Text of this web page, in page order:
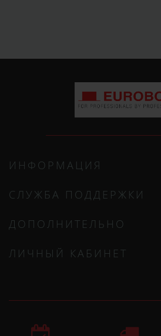
ИНФОРМАЦИЯ
СЛУЖБА ПОДДЕРЖКИ
ДОПОЛНИТЕЛЬНО
ЛИЧНЫЙ КАБИНЕТ